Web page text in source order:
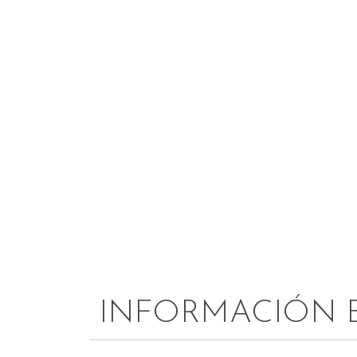
INFORMACIÓN